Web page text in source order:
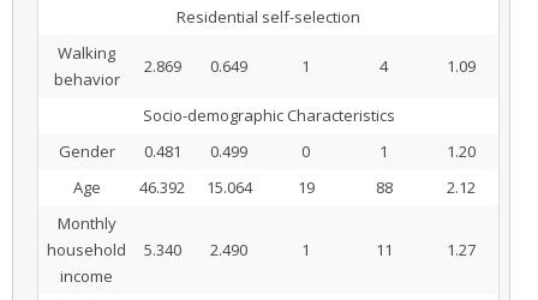
Residential self-selection
Walking
behavior
2.869 0.649 1 4 1.09
Socio-demographic Characteristics
Gender
0.481 0.499 0 1
1.20
Age
46.392 15.064 19 88
2.12
Monthly
household
income
5.340 2.490 1 11 1.27